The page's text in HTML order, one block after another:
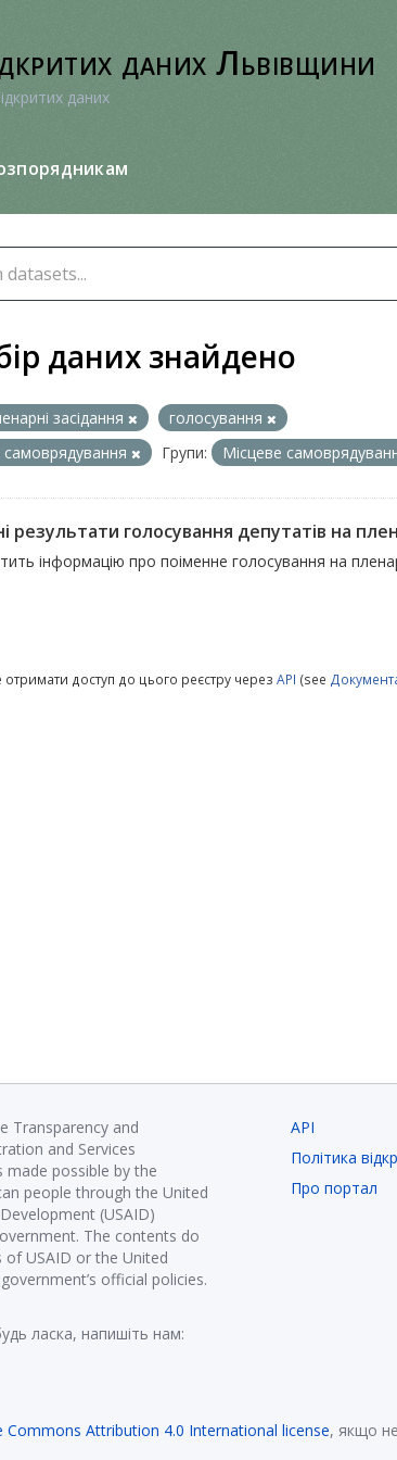
даних Львівщини
даних
даних знайдено
засідання
голосування
самоврядування
Групи: Місцеве
результати голосування депутатів на
інформацію про поіменне голосування на
доступ до цього реєстру через API (see
Transparency and
and Services
made possible by the
people through the United
(USAID)
The contents do
USAID or the United
official policies.
ласка, напишіть нам:
API
Політика
Про портал
Commons Attribution 4.0 International license, якщо